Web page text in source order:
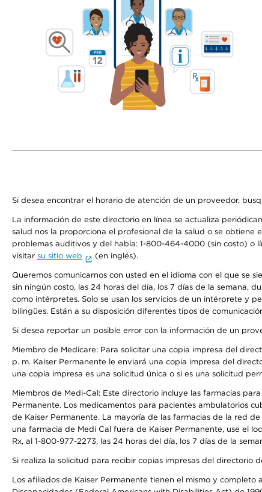
Si desea encontrar el horario de atención de un proveedor,
La información de este directorio en línea se actualiza
salud nos la proporciona el profesional de la salud o se
problemas auditivos y del habla: 1-800-464-4000 (sin costo) o
visitar su sitio web (en inglés).
Queremos comunicarnos con usted en el idioma con el que se
sin ningún costo, las 24 horas del día, los 7 días de la semana,
como intérpretes. Solo se usan los servicios de un intérprete y
bilingües. Están a su disposición diferentes tipos de
Si desea reportar un posible error con la información de un
Miembro de Medicare: Para solicitar una copia impresa del
p. m. Kaiser Permanente le enviará una copia impresa del
una copia impresa es una solicitud única o si es una solicitud
Miembros de Medi-Cal: Este directorio incluye las farmacias
Permanente. Los medicamentos para pacientes ambulatorios
de Kaiser Permanente. La mayoría de las farmacias de la red
una farmacia de Medi Cal fuera de Kaiser Permanente, use el
Rx, al 1-800-977-2273, las 24 horas del día, los 7 días de la
Si realiza la solicitud para recibir copias impresas del directorio
Los afiliados de Kaiser Permanente tienen el mismo y